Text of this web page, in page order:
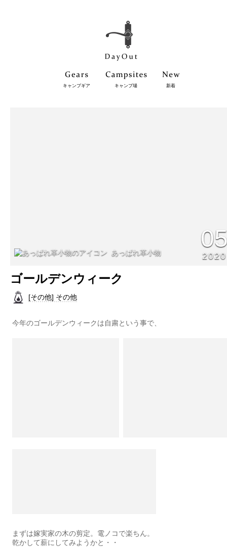
キャンプギア キャンプ場 新着
あっぱれ革小物 2020
ゴールデンウィーク
[その他] その他
今年のゴールデンウィークは自粛という事で、
まずは嫁実家の木の剪定。電ノコで楽ちん。
乾かして薪にしてみようかと・・